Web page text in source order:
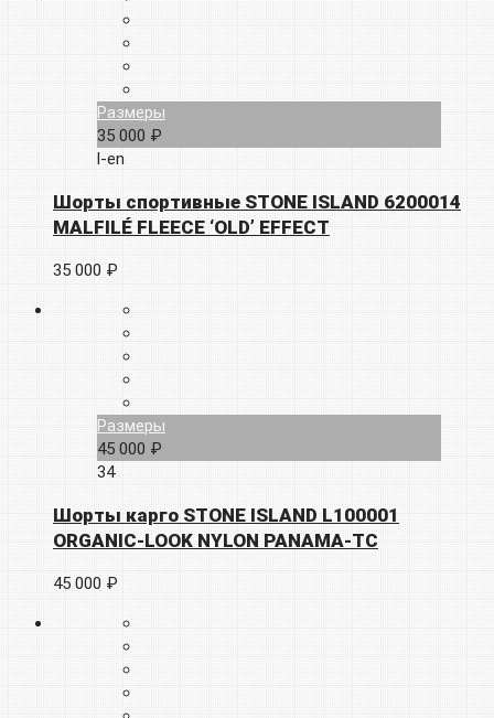
Размеры
35 000 ₽
l-en
Шорты спортивные STONE ISLAND 6200014
MALFILÉ FLEECE ‘OLD’ EFFECT
35 000 ₽
Размеры
45 000 ₽
34
Шорты карго STONE ISLAND L100001
ORGANIC-LOOK NYLON PANAMA-TC
45 000 ₽